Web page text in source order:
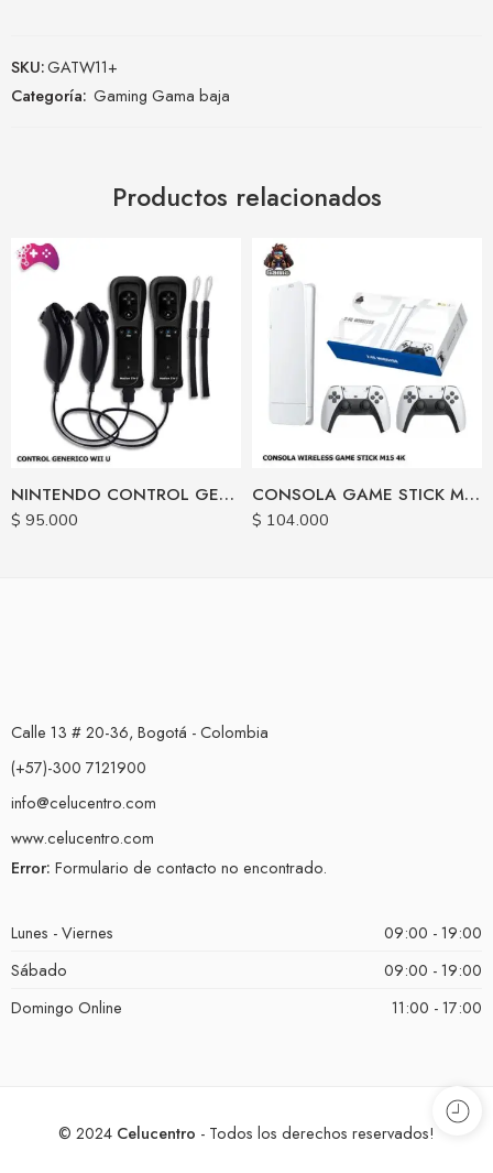
SKU:GATW11+
Categoría: Gaming Gama baja
Productos relacionados
NINTENDO CONTROL GENERICO WII U
$ 95.000
CONSOLA GAME STICK M15 4K PLAY 5 64GB
$ 104.000
Calle 13 # 20-36, Bogotá - Colombia
(+57)-300 7121900
info@celucentro.com
www.celucentro.com
Error: Formulario de contacto no encontrado.
Lunes - Viernes
09:00 - 19:00
Sábado
09:00 - 19:00
Domingo Online
11:00 - 17:00
© 2024 Celucentro - Todos los derechos reservados!